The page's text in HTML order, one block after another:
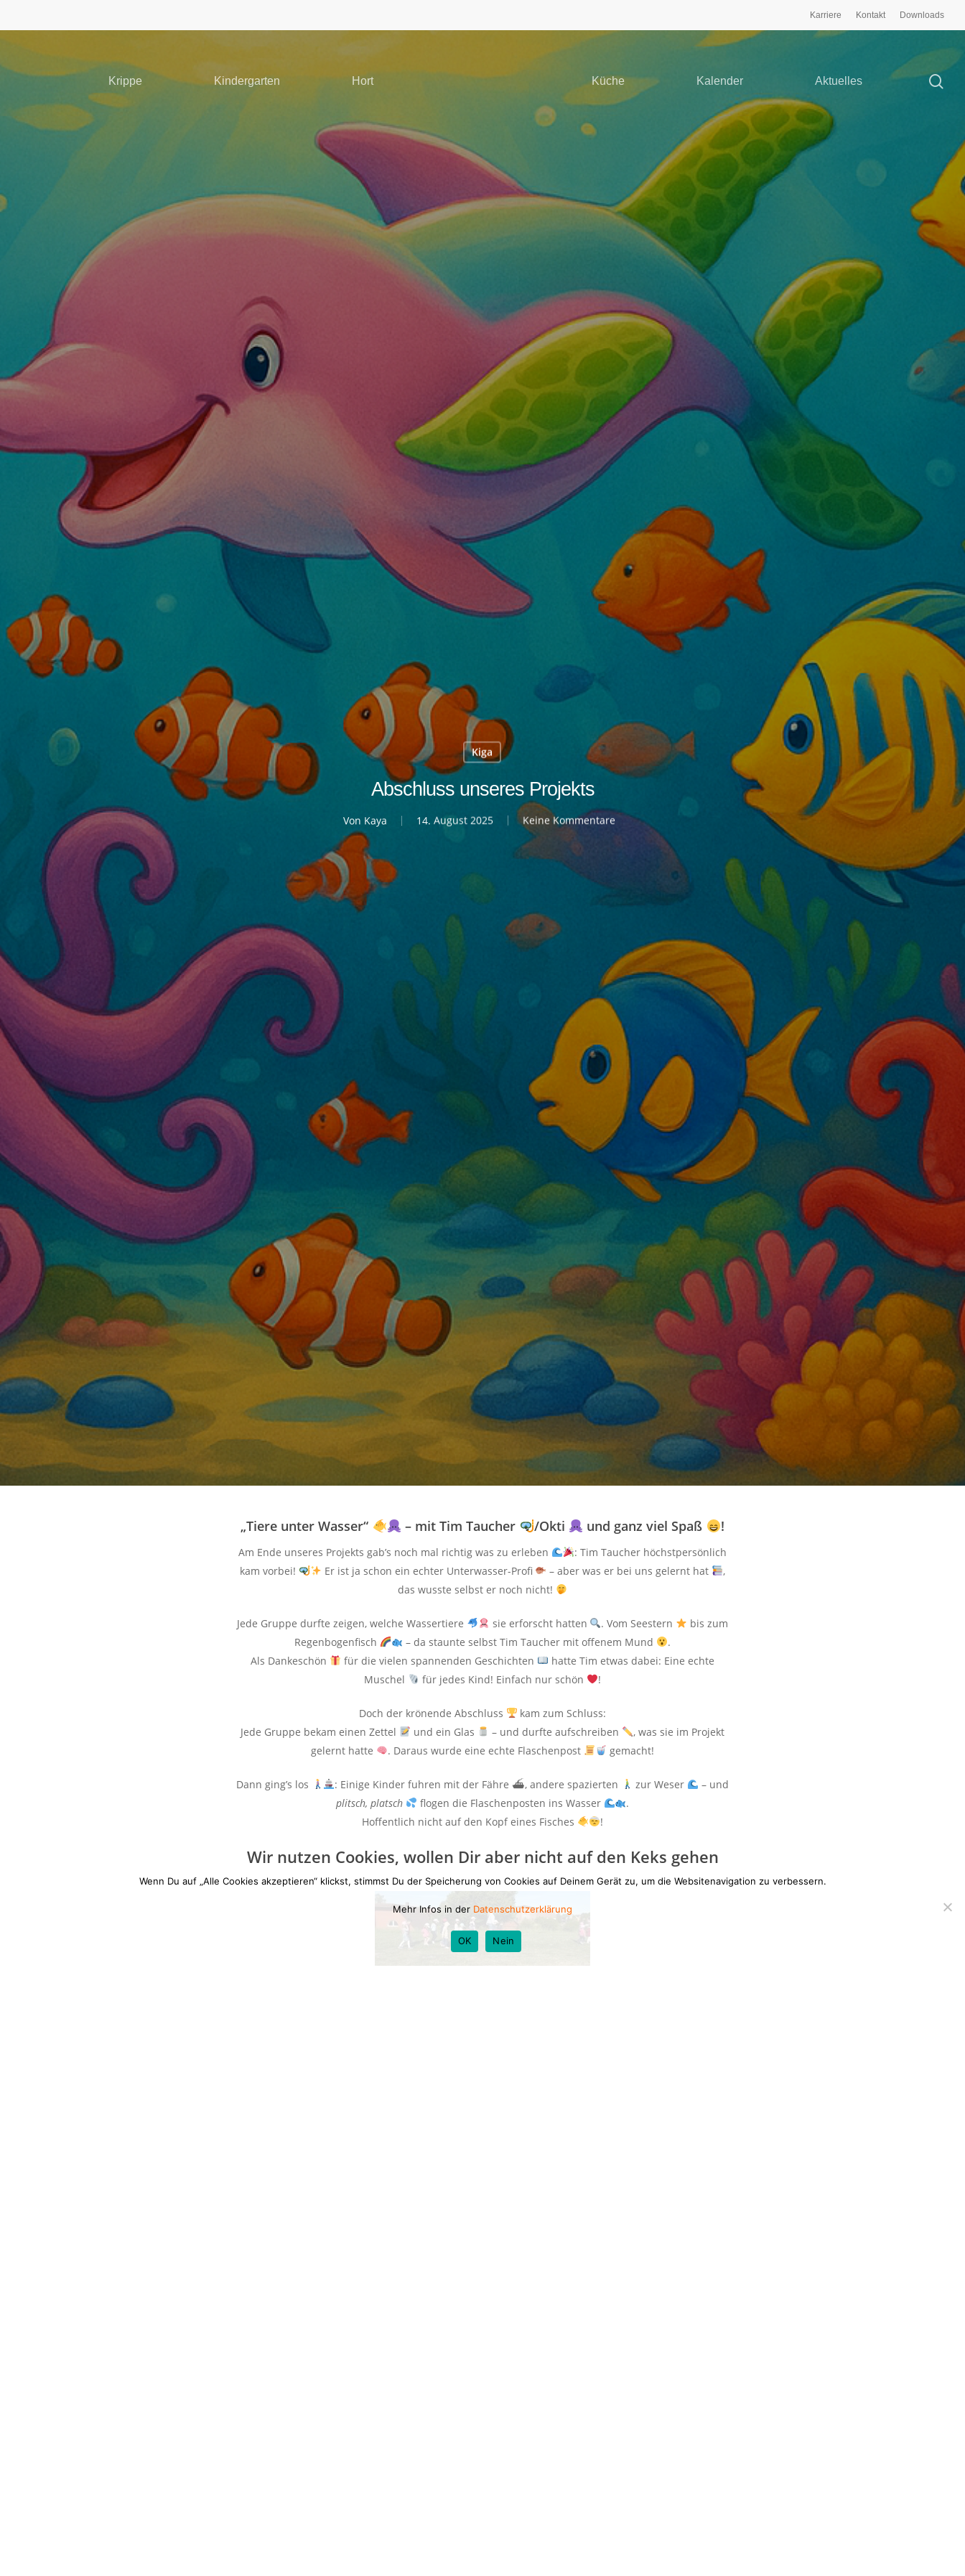
Karriere Kontakt Downloads
Drücken Sie die Eingabetaste, um zu suchen, oder ESC, um zu schließen
Krippe Kindergarten Hort Küche Kalender Aktuelles
Kiga
Abschluss unseres Projekts
Von Kaya 14. August 2025 Keine Kommentare
„Tiere unter Wasser“ – mit Tim Taucher /Okti und ganz viel Spaß !
Am Ende unseres Projekts gab’s noch mal richtig was zu erleben
: Tim Taucher höchstpersönlich
kam vorbei!
Er ist ja schon ein echter Unterwasser-Profi – aber was er bei uns gelernt hat
,
das wusste selbst er noch nicht!
Jede Gruppe durfte zeigen, welche Wassertiere sie erforscht hatten . Vom Seestern
bis zum
Regenbogenfisch
– da staunte selbst Tim Taucher mit offenem Mund
.
Als Dankeschön
für die vielen spannenden Geschichten
hatte Tim etwas dabei: Eine echte
Muschel
für jedes Kind! Einfach nur schön !
Doch der krönende Abschluss
kam zum Schluss:
Jede Gruppe bekam einen Zettel
und ein Glas – und durfte aufschreiben
, was sie im Projekt
gelernt hatte
. Daraus wurde eine echte Flaschenpost gemacht!
Dann ging’s los : Einige Kinder fuhren mit der Fähre ⛴, andere spazierten zur Weser
– und
plitsch, platsch
flogen die Flaschenposten ins Wasser
.
Hoffentlich nicht auf den Kopf eines Fisches
!
Wir nutzen Cookies, wollen Dir aber nicht auf den Keks gehen
Wenn Du auf „Alle Cookies akzeptieren“ klickst, stimmst Du der Speicherung von Cookies auf Deinem Gerät zu, um die Websitenavigation zu verbessern.
Mehr Infos in der Datenschutzerklärung
OK Nein